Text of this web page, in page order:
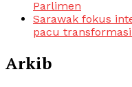
Parlimen
Sarawak fokus
pacu
Arkib